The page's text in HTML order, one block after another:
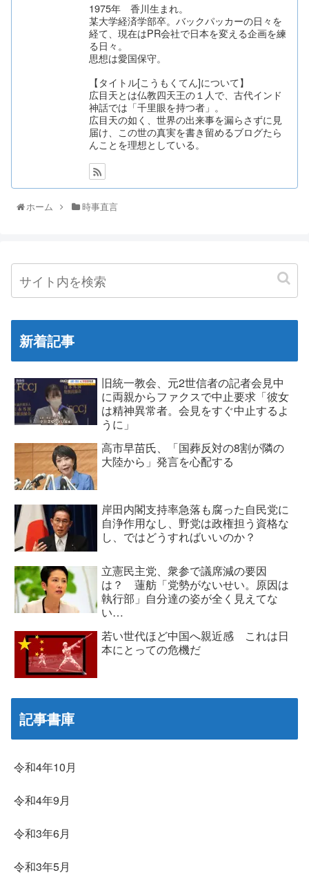
1975年 香川生まれ。
某大学経済学部卒。バックパッカーの日々を
経て、現在はPR会社で日本を変える企画を練
る日々。
思想は愛国保守。
【タイトル[こうもくてん]について】
広目天とは仏教四天王の１人で、古代インド
神話では「千里眼を持つ者」。
広目天の如く、世界の出来事を漏らさずに見
届け、この世の真実を書き留めるブログたら
んことを理想としている。
ホーム 時事直言
新着記事
旧統一教会、元2世信者の記者会見中
に両親からファクスで中止要求「彼女
は精神異常者。会見をすぐ中止するよ
うに」
高市早苗氏、「国葬反対の8割が隣の
大陸から」発言を心配する
岸田内閣支持率急落も腐った自民党に
自浄作用なし、野党は政権担う資格な
し、ではどうすればいいのか？
立憲民主党、衆参で議席減の要因
は？ 蓮舫「党勢がないせい。原因は
執行部」自分達の姿が全く見えてな
い…
若い世代ほど中国へ親近感 これは日
本にとっての危機だ
記事書庫
令和4年10月
令和4年9月
令和3年6月
令和3年5月